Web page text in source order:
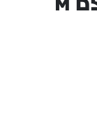
סקוויקטיקס ויגלרז עצם M